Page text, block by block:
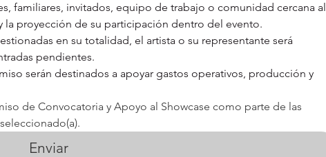
familiares, invitados, equipo de trabajo o comunidad cercana al
proyección de su participación dentro del evento.
en su totalidad, el artista o su representante será
pendientes.
serán destinados a apoyar gastos operativos, producción y
de Convocatoria y Apoyo al Showcase como parte de las
Enviar